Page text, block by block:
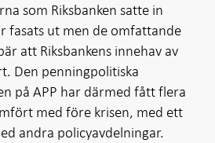
som Riksbanken satte in
fasats ut men de omfattande
att Riksbankens innehav av
Den penningpolitiska
på APP har därmed fått flera
med före krisen, med ett
andra policyavdelningar.